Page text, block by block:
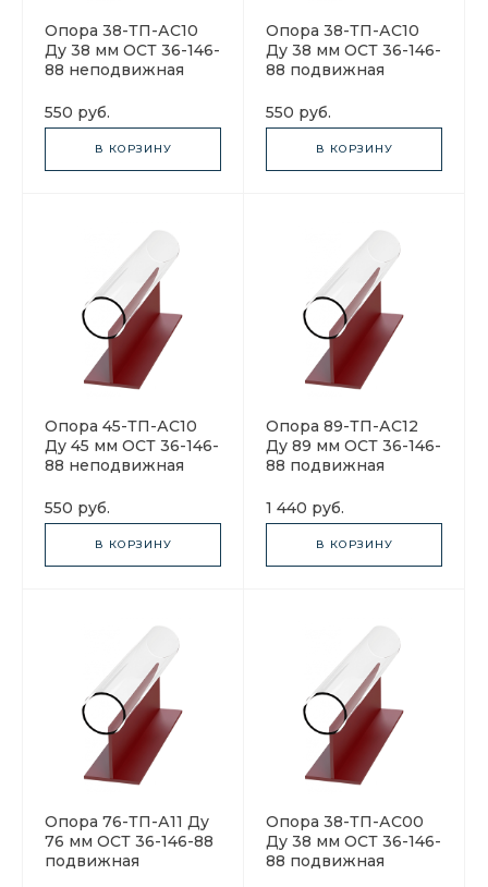
Опора 38-ТП-АС10
Ду 38 мм ОСТ 36-146-
88 неподвижная
550 руб.
В КОРЗИНУ
Опора 38-ТП-АС10
Ду 38 мм ОСТ 36-146-
88 подвижная
550 руб.
В КОРЗИНУ
Опора 45-ТП-АС10
Ду 45 мм ОСТ 36-146-
88 неподвижная
550 руб.
В КОРЗИНУ
Опора 89-ТП-АС12
Ду 89 мм ОСТ 36-146-
88 подвижная
1 440 руб.
В КОРЗИНУ
Опора 76-ТП-А11 Ду
76 мм ОСТ 36-146-88
подвижная
Опора 38-ТП-АС00
Ду 38 мм ОСТ 36-146-
88 подвижная